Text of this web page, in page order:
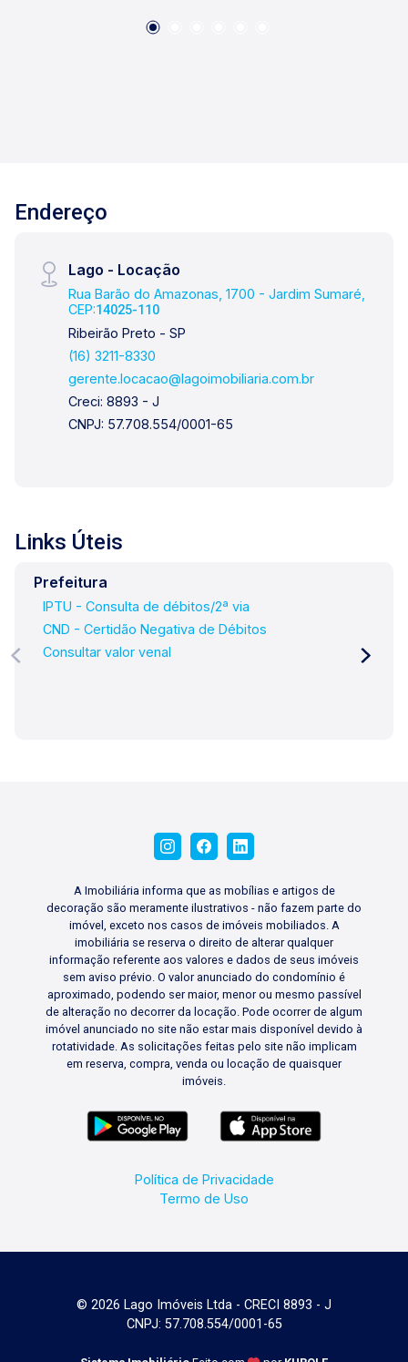
nossa missão, nosso propósito e o verdadeiro
Endereço
Lago - Locação
Rua Barão do Amazonas, 1700 - Jardim Sumaré,
CEP:14025-110
Ribeirão Preto - SP
(16) 3211-8330
gerente.locacao@lagoimobiliaria.com.br
Creci: 8893 - J
CNPJ: 57.708.554/0001-65
Links Úteis
Prefeitura
IPTU - Consulta de débitos/2ª via
CND - Certidão Negativa de Débitos
Consultar valor venal
A Imobiliária informa que as mobílias e artigos de
decoração são meramente ilustrativos - não fazem parte do
imóvel, exceto nos casos de imóveis mobiliados. A
imobiliária se reserva o direito de alterar qualquer
informação referente aos valores e dados de seus imóveis
sem aviso prévio. O valor anunciado do condomínio é
aproximado, podendo ser maior, menor ou mesmo passível
de alteração no decorrer da locação. Pode ocorrer de algum
imóvel anunciado no site não estar mais disponível devido à
rotatividade. As solicitações feitas pelo site não implicam
em reserva, compra, venda ou locação de quaisquer
imóveis.
Política de Privacidade
Termo de Uso
© 2026 Lago Imóveis Ltda - CRECI 8893 - J
CNPJ: 57.708.554/0001-65